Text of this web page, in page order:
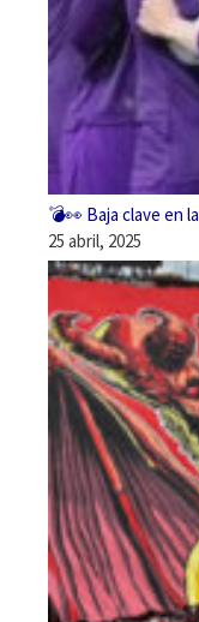
💣👀 Baja clave en
25 abril, 2025